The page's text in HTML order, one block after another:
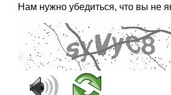
Нам нужно убедиться, что вы не